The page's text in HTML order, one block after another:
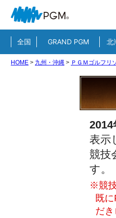
全国 GRAND PGM 北
HOME > 九州・沖縄 > ＰＧＭゴルフリ
表示
競技
す。
※競
既
だき